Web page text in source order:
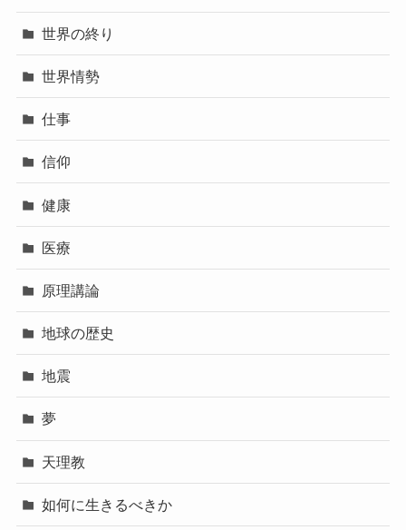
世界の終り
世界情勢
仕事
信仰
健康
医療
原理講論
地球の歴史
地震
夢
天理教
如何に生きるべきか